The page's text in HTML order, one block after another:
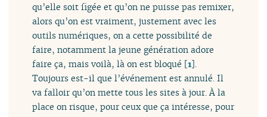
qu’elle soit figée et qu’on ne puisse pas remixer,
alors qu’on est vraiment, justement avec les
outils numériques, on a cette possibilité de
faire, notamment la jeune génération adore
faire ça, mais voilà, là on est bloqué [1]
Toujours est-il que l’événement est annulé. Il
va falloir qu’on mette tous les sites à jour. À la
place on risque, pour ceux que ça intéresse, pour